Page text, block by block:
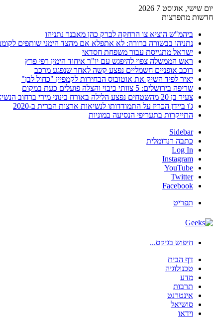
יום שישי, אוגוסט 7 2026
חדשות מתפרצות
ביהמ"ש הוציא צו הרחקה לברק כהן מאבנר נתניהו
נתניהו בבשורה ברורה: לא אתפלא אם מהצד הימני שותפים
ישראל מתגייסת עבור משפחת חסדאי
ראש הממשלה צפוי להיפגש עם יו"ר איחוד הימין רפי פרץ
רוכב אופניים חשמליים נפצע קשה לאחר שנפגע מרכב
יאיר לפיד השיק את אוטובוס הבחירות לקמפיין "כחול לבן"
שריפה בירושלים: 5 צוותי כיבוי והצלה פועלים כעת במקום
צעיר בן 20 מהשטחים נפצע הלילה באורח בינוני מירי ברחוב הנשיא וייצמן בחדרה
ג'ו ביידן הכריז על התמודדותו לנשיאות ארצות הברית ב-2020
התייקרות בתעריפי הנסיעה במוניות
Sidebar
כתבה רנדומלית
Log In
Instagram
YouTube
Twitter
Facebook
תפריט
חיפוש בגיקס...
דף הבית
טכנולוגיה
מדע
תרבות
אינטרנט
סושיאל
וידאו